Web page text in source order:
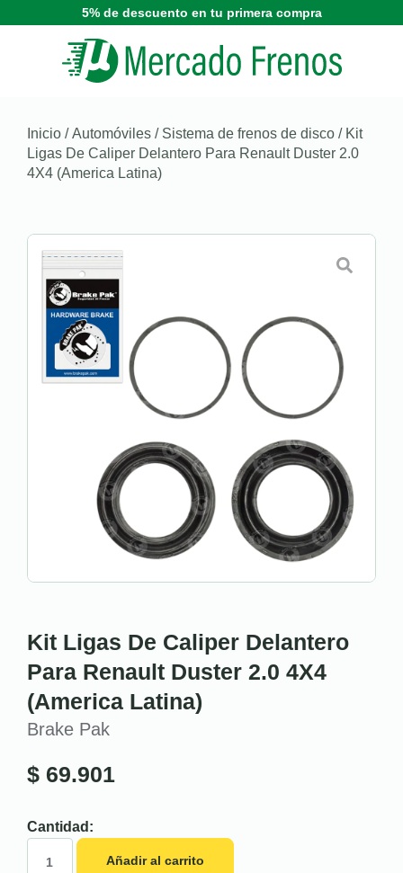
5% de descuento en tu primera compra
Inicio /Automóviles / Sistema de frenos de disco / Kit
Ligas De Caliper Delantero Para Renault Duster 2.0
4X4 (America Latina)
Kit Ligas De Caliper Delantero
Para Renault Duster 2.0 4X4
(America Latina)
Brake Pak
$ 69.901
Cantidad:
Añadir al carrito